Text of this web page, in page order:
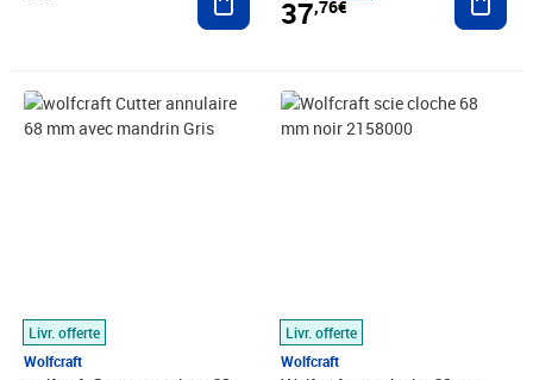
37,76€
Livr. offerte
Wolfcraft
Prix 27,54€
Livr. offerte
Wolfcraft
Prix 40,90€